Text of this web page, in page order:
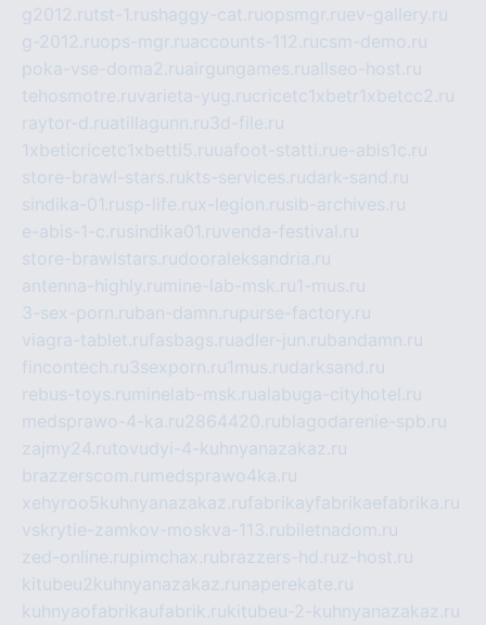
g2012.rutst-1.rushaggy-cat.ruopsmgr.ruev-gallery.ru
g-2012.ruops-mgr.ruaccounts-112.rucsm-demo.ru
poka-vse-doma2.ruairgungames.ruallseo-host.ru
tehosmotre.ruvarieta-yug.rucricetc1xbetr1xbetcc2.ru
raytor-d.ruatillagunn.ru3d-file.ru
1xbeticricetc1xbetti5.ruuafoot-statti.rue-abis1c.ru
store-brawl-stars.rukts-services.rudark-sand.ru
sindika-01.rusp-life.rux-legion.rusib-archives.ru
e-abis-1-c.rusindika01.ruvenda-festival.ru
store-brawlstars.rudooraleksandria.ru
antenna-highly.ru mine-lab-msk.ru1-mus.ru
3-sex-porn.ruban-damn.rupurse-factory.ru
viagra-tablet.rufasbags.ruadler-jun.rubandamn.ru
fincontech.ru3sexporn.ru1mus.rudarksand.ru
rebus-toys.ru minelab-msk.rualabuga-cityhotel.ru
medsprawo-4-ka.ru2864420.rublagodarenie-spb.ru
zajmy24.rutovudyi-4-kuhnyanazakaz.ru
brazzerscom.ru medsprawo4ka.ru
xehyroo5kuhnyanazakaz.rufabrikayfabrikaefabrika.ru
vskrytie-zamkov-moskva-113.rubiletnadom.ru
zed-online.rupimchax.rubrazzers-hd.ruz-host.ru
kitubeu2kuhnyanazakaz.ru naperekate.ru
kuhnyaofabrikaufabrik.rukitubeu-2-kuhnyanazakaz.ru